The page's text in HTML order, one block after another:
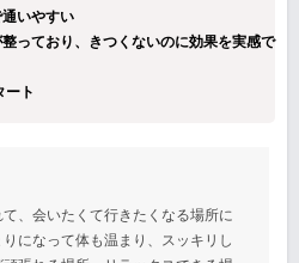
いやすい
っており、きつくないのに効果を実感で
ート
、会いたくて行きたくなる場所に
になって体も温まり、スッキリし